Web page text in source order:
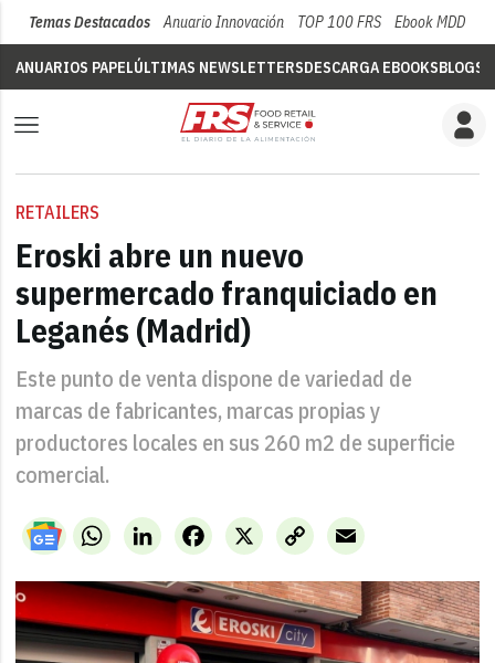
Temas Destacados Anuario Innovación TOP 100 FRS Ebook MDD
ANUARIOS PAPELÚLTIMAS NEWSLETTERSDESCARGA EBOOKSBLOGS
RETAILERS
Eroski abre un nuevo
supermercado franquiciado en
Leganés (Madrid)
Este punto de venta dispone de variedad de
marcas de fabricantes, marcas propias y
productores locales en sus 260 m2 de superficie
comercial.
WhatsAppLinkedIn X
Facebook
Copy
Link
Email